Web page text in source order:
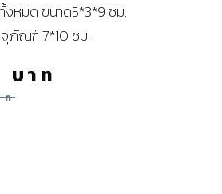
งหมด ขนาด5*3*9 ซม.
ภัณฑ์ 7*10 ซม.
ท
บาท